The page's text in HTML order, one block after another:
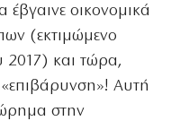
έβγαινε οικονομικά
(εκτιμώμενο
2017) και τώρα,
«επιβάρυνση»! Αυτή
στην